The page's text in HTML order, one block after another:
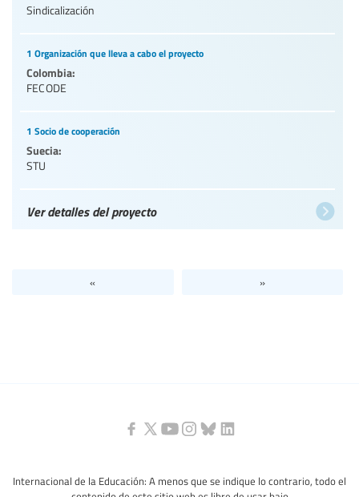
Sindicalización
1 Organización que lleva a cabo el proyecto
Colombia:
FECODE
1 Socio de cooperación
Suecia:
STU
Ver detalles del proyecto
« »
Internacional de la Educación: A menos que se indique lo contrario, todo el